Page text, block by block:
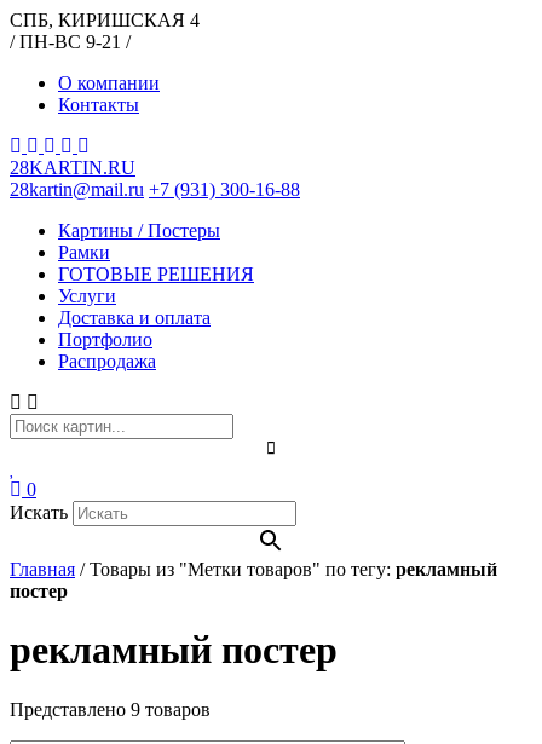
СПБ, КИРИШСКАЯ 4
/ ПН-ВС 9-21 /
О компании
Контакты
28KARTIN.RU
28kartin@mail.ru +7 (931) 300-16-88
Картины / Постеры
Рамки
ГОТОВЫЕ РЕШЕНИЯ
Услуги
Доставка и оплата
Портфолио
Распродажа
0
Искать
Главная /Товары из "Метки товаров" по тегу: рекламный
постер
рекламный постер
Представлено 9 товаров